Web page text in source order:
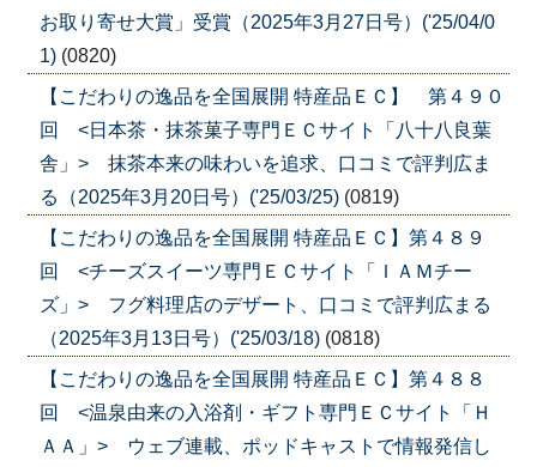
お取り寄せ大賞」受賞（2025年3月27日号）('25/04/0
1) (0820)
【こだわりの逸品を全国展開 特産品ＥＣ】 第４９０
回 <日本茶・抹茶菓子専門ＥＣサイト「八十八良葉
舎」> 抹茶本来の味わいを追求、口コミで評判広ま
る（2025年3月20日号）('25/03/25) (0819)
【こだわりの逸品を全国展開 特産品ＥＣ】第４８９
回 <チーズスイーツ専門ＥＣサイト「ＩＡＭチー
ズ」> フグ料理店のデザート、口コミで評判広まる
（2025年3月13日号）('25/03/18) (0818)
【こだわりの逸品を全国展開 特産品ＥＣ】第４８８
回 <温泉由来の入浴剤・ギフト専門ＥＣサイト「Ｈ
ＡＡ」> ウェブ連載、ポッドキャストで情報発信し